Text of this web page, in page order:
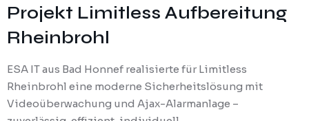
Projekt Limitless Aufbereitung
Rheinbrohl
ESA IT aus Bad Honnef realisierte für Limitless
Rheinbrohl eine moderne Sicherheitslösung mit
Videoüberwachung und Ajax-Alarmanlage –